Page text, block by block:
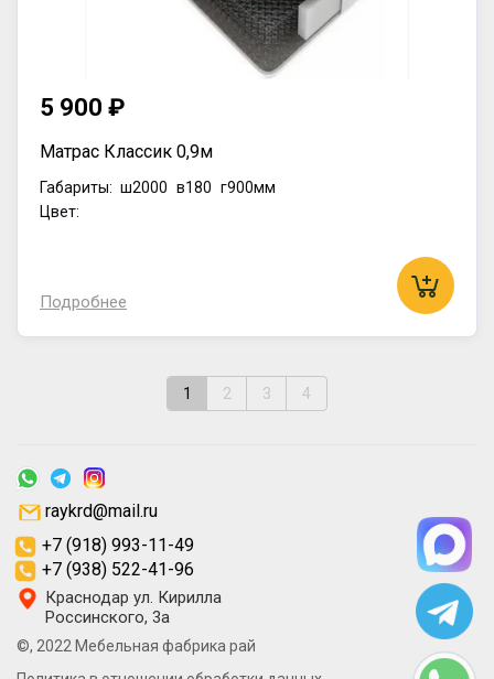
5 900 ₽
Матрас Классик 0,9м
Габариты: ш2000 в180 г900мм
Цвет:
Подробнее
1 2 3 4
©, 2022 Мебельная фабрика рай
Краснодар ул. Кирилла
Россинского, 3а
+7 (918) 993-11-49
+7 (938) 522-41-96
raykrd@mail.ru